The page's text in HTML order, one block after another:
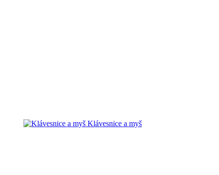
Klávesnice a myš